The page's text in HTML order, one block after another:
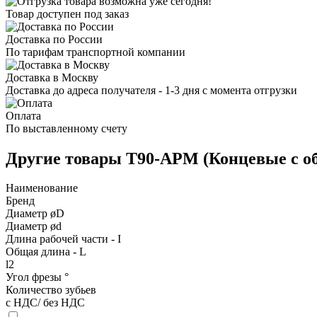
Товар доступен под заказ
Доставка по России
По тарифам транспортной компании
Доставка в Москву
Доставка до адреса получателя - 1-3 дня с момента отгрузки
Оплата
По выставленному счету
Другие товары T90-APM (Концевые с
Наименование
Бренд
Диаметр øD
Диаметр ød
Длина рабочей части - I
Общая длина - L
l2
Угол фрезы °
Количество зубьев
с НДС/ без НДС